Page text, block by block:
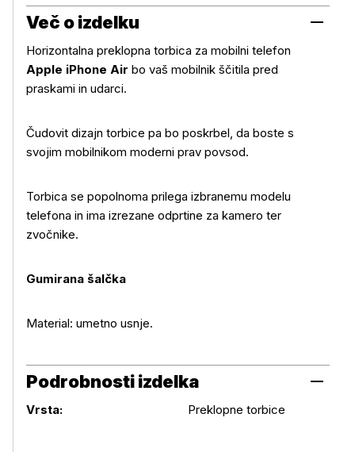
Več o izdelku
Več o izdelku
Horizontalna preklopna torbica za mobilni telefon
Apple iPhone Air bo vaš mobilnik ščitila pred
praskami in udarci.
Čudovit dizajn torbice pa bo poskrbel, da boste s
svojim mobilnikom moderni prav povsod.
Torbica se popolnoma prilega izbranemu modelu
telefona in ima izrezane odprtine za kamero ter
zvočnike.
Gumirana šalčka
Material: umetno usnje.
Podrobnosti izdelka
Podrobnosti izdelka
Vrsta: Preklopne torbice